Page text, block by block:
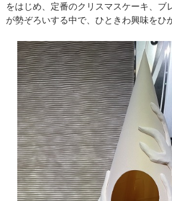
をはじめ、定番のクリスマスケーキ、ブ
が勢ぞろいする中で、ひときわ興味をひ